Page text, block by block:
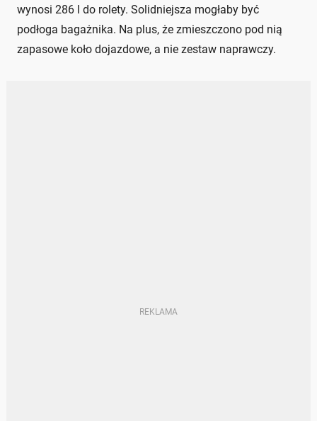
wynosi 286 l do rolety. Solidniejsza mogłaby być
podłoga bagażnika. Na plus, że zmieszczono pod nią
zapasowe koło dojazdowe, a nie zestaw naprawczy.